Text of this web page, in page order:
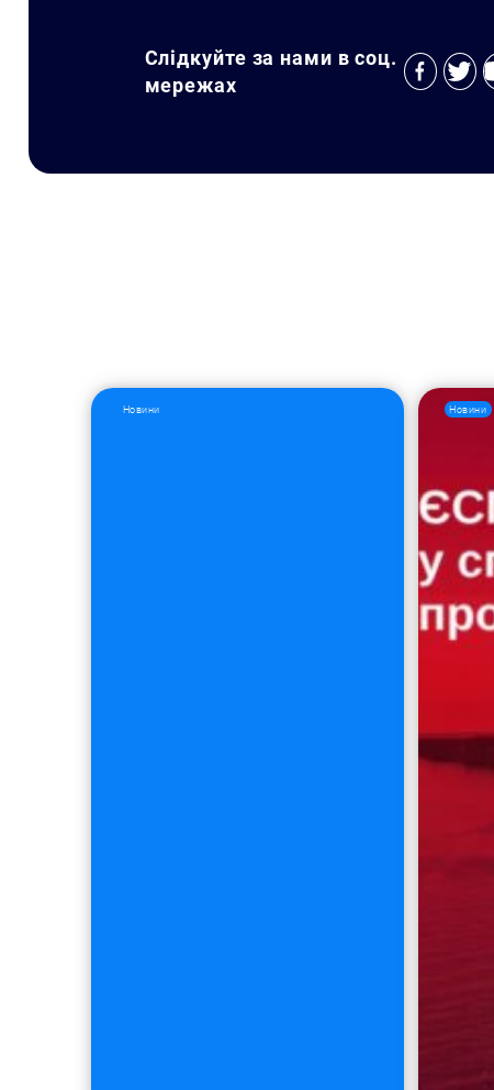
Слідкуйте за нами в соц.
мережах
Новини Новини